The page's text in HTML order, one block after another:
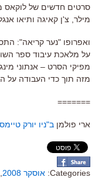
סרטים חדשים של לוקאס
מילר, צ'ן קאיגה ותיאו
ואפרופו "נער קריאה":
על מלאכת עיבוד ספר
מפיקי הסרט – אנתוני
מזה תוך כדי העבודה על
=======
ארי פולמן ב"ניו יורק
Categories: אוסקר 2008